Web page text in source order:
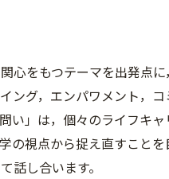
心をもつテーマを出発点
ング，エンパワメント，
い」は，個々のライフキ
の視点から捉え直すこと
話し合います。